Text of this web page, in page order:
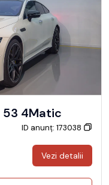
53 4Matic
ID anunț: 173038
Vezi detalii